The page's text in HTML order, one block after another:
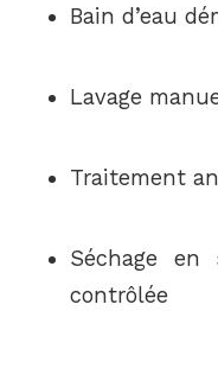
Bain d’eau
Lavage
Traitement
Séchage en
contrôlée